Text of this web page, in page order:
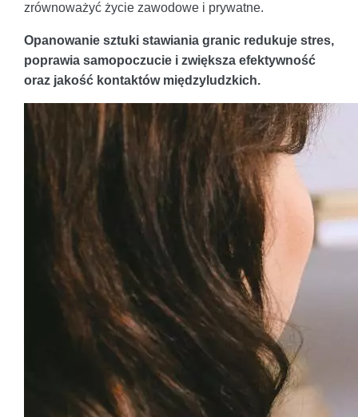
zrównoważyć życie zawodowe i prywatne.
Opanowanie sztuki stawiania granic redukuje stres,
poprawia samopoczucie i zwiększa efektywność
oraz jakość kontaktów międzyludzkich.